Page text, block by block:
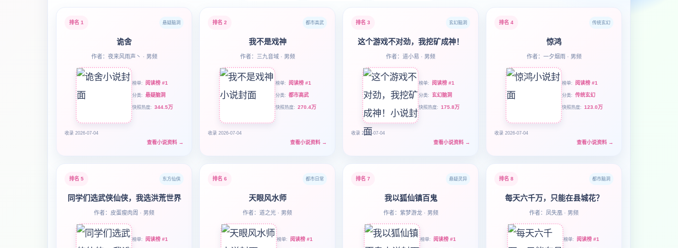
排名 1 悬疑脑洞
诡舍
作者：夜来风雨声丶 · 男频
榜单 阅读榜 #1
分类 悬疑脑洞
快照热度 344.5万
收录 2026-07-04
查看小说资料 →
排名 2 都市高武
我不是戏神
作者：三九音域 · 男频
榜单 阅读榜 #1
分类 都市高武
快照热度 270.4万
收录 2026-07-04
查看小说资料 →
排名 3 玄幻脑洞
这个游戏不对劲，我挖矿成神！
作者：道小易 · 男频
榜单 阅读榜 #1
分类 玄幻脑洞
快照热度 175.8万
收录 2026-07-04
查看小说资料 →
排名 4 传统玄幻
惊鸿
作者：一夕烟雨 · 男频
榜单 阅读榜 #1
分类 传统玄幻
快照热度 123.0万
收录 2026-07-04
查看小说资料 →
排名 5 东方仙侠
同学们选武侠仙侠，我选洪荒世界
作者：皮蛋瘦肉周 · 男频
榜单 阅读榜 #1
排名 6 都市日常
天眼风水师
作者：道之光 · 男频
榜单 阅读榜 #1
排名 7 悬疑灵异
我以狐仙镇百鬼
作者：紫梦游龙 · 男频
榜单 阅读榜 #1
排名 8 都市脑洞
每天六千万，只能在县城花？
作者：凤失凰 · 男频
榜单 阅读榜 #1